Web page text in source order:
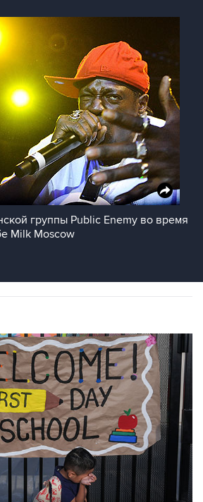
группы Public Enemy во время
Milk Moscow